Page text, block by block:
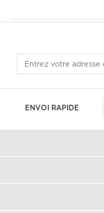
ENVOI RAPIDE